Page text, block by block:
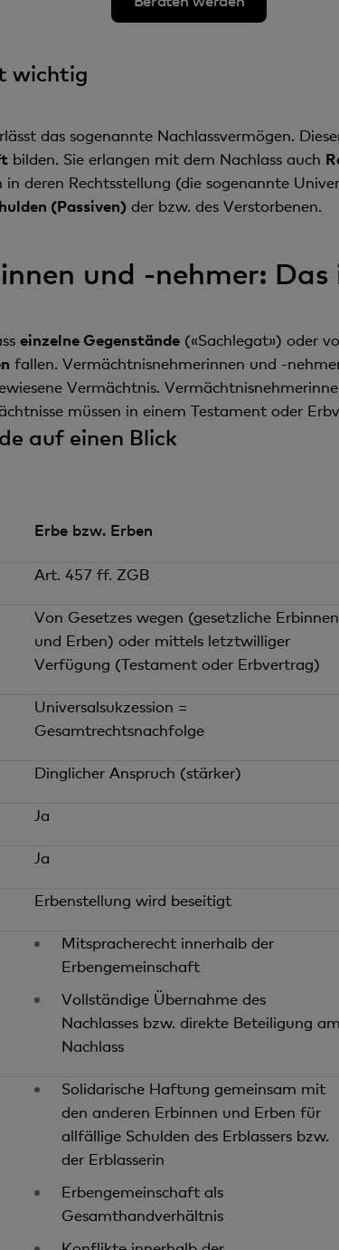
wichtig
das sogenannte Nachlassvermögen.
bilden. Sie erlangen mit dem Nachlass auch
deren Rechtsstellung (die sogenannte
(Passiven)der bzw. des Verstorbenen.
und -nehmer:
einzelne Gegenstände(«Sachlegat») oder
fallen. Vermächtnisnehmerinnen und -
Vermächtnis.
müssen in einem Testament oder
auf einen Blick
Erbe bzw. Erben
Art. 457 ff. ZGB
Von Gesetzes wegen (gesetzliche Erbinnen
und Erben) oder mittels letztwilliger
Verfügung (Testament oder Erbvertrag)
Universalsukzession =
Gesamtrechtsnachfolge
Dinglicher Anspruch (stärker)
Ja
Ja
Erbenstellung wird beseitigt
Mitspracherecht innerhalb der
Erbengemeinschaft
Vollständige Übernahme des
Nachlasses bzw. direkte Beteiligung am
Nachlass
Solidarische Haftung gemeinsam mit
den anderen Erbinnen und Erben für
allfällige Schulden des Erblassers bzw.
der Erblasserin
Erbengemeinschaft als
Gesamthandverhältnis